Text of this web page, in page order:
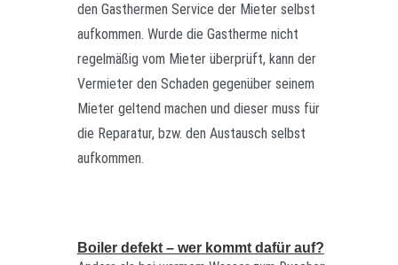
den Gasthermen Service der Mieter selbst
aufkommen. Wurde die Gastherme nicht
regelmäßig vom Mieter überprüft, kann der
Vermieter den Schaden gegenüber seinem
Mieter geltend machen und dieser muss für
die Reparatur, bzw. den Austausch selbst
aufkommen.
Boiler defekt – wer kommt dafür auf?